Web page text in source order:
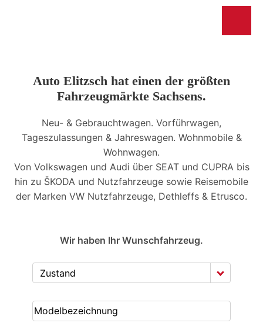
Auto Elitzsch hat einen der größten
Fahrzeugmärkte Sachsens.
Neu- & Gebrauchtwagen. Vorführwagen,
Tageszulassungen & Jahreswagen. Wohnmobile &
Wohnwagen.
Von Volkswagen und Audi über SEAT und CUPRA bis
hin zu ŠKODA und Nutzfahrzeuge sowie Reisemobile
der Marken VW Nutzfahrzeuge, Dethleffs & Etrusco.
Wir haben Ihr Wunschfahrzeug.
Zustand